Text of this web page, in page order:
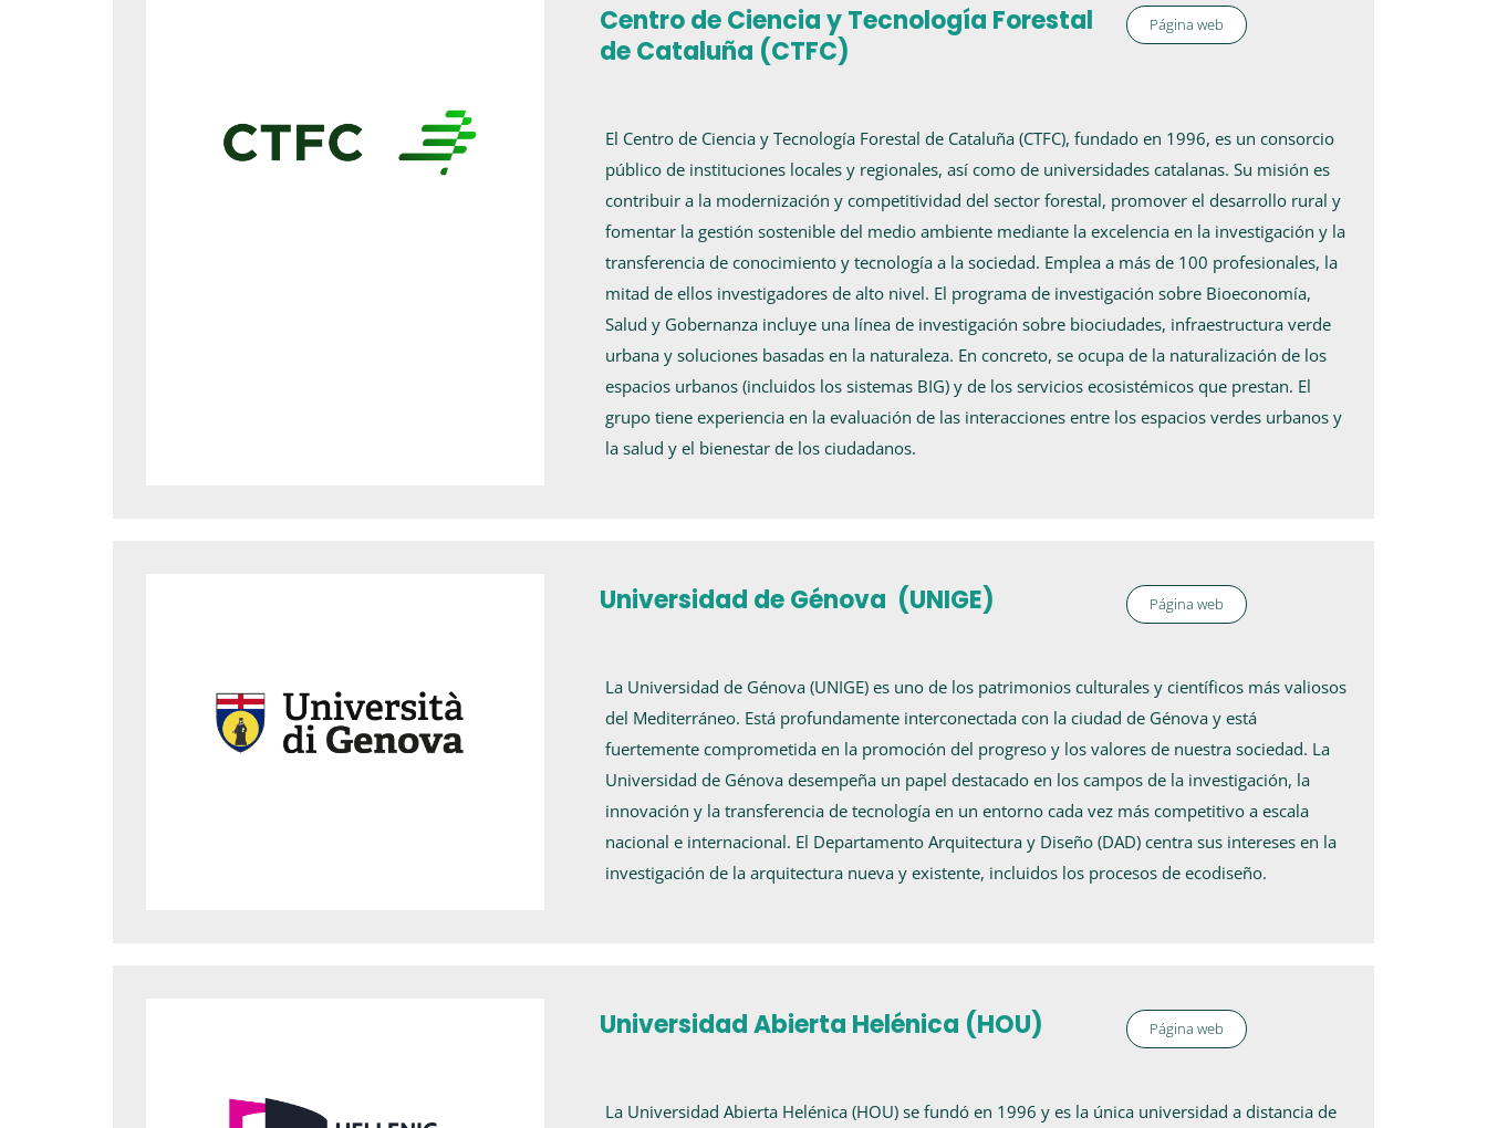
Centro de Ciencia y Tecnología Forestal
de Cataluña (CTFC)
Página web
El Centro de Ciencia y Tecnología Forestal de Cataluña (CTFC), fundado en 1996, es un consorcio
público de instituciones locales y regionales, así como de universidades catalanas. Su misión es
contribuir a la modernización y competitividad del sector forestal, promover el desarrollo rural y
fomentar la gestión sostenible del medio ambiente mediante la excelencia en la investigación y la
transferencia de conocimiento y tecnología a la sociedad. Emplea a más de 100 profesionales, la
mitad de ellos investigadores de alto nivel. El programa de investigación sobre Bioeconomía,
Salud y Gobernanza incluye una línea de investigación sobre biociudades, infraestructura verde
urbana y soluciones basadas en la naturaleza. En concreto, se ocupa de la naturalización de los
espacios urbanos (incluidos los sistemas BIG) y de los servicios ecosistémicos que prestan. El
grupo tiene experiencia en la evaluación de las interacciones entre los espacios verdes urbanos y
la salud y el bienestar de los ciudadanos.
Universidad de Génova (UNIGE) Página web
La Universidad de Génova (UNIGE) es uno de los patrimonios culturales y científicos más valiosos
del Mediterráneo. Está profundamente interconectada con la ciudad de Génova y está
fuertemente comprometida en la promoción del progreso y los valores de nuestra sociedad. La
Universidad de Génova desempeña un papel destacado en los campos de la investigación, la
innovación y la transferencia de tecnología en un entorno cada vez más competitivo a escala
nacional e internacional. El Departamento Arquitectura y Diseño (DAD) centra sus intereses en la
investigación de la arquitectura nueva y existente, incluidos los procesos de ecodiseño.
Universidad Abierta Helénica (HOU) Página web
La Universidad Abierta Helénica (HOU) se fundó en 1996 y es la única universidad a distancia de